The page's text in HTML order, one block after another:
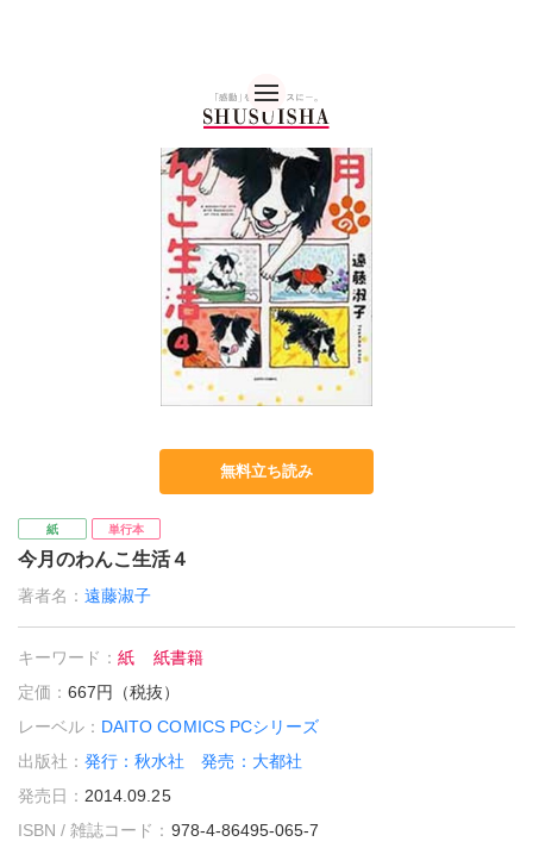
無料立ち読み
紙 単行本
今月のわんこ生活４
著者名：遠藤淑子
キーワード：紙
紙書籍
定価：667円（税抜）
レーベル： DAITO COMICS PCシリーズ
出版社：発行：秋水社 発売：大都社
発売日： 2014.09.25
ISBN / 雑誌コード： 978-4-86495-065-7